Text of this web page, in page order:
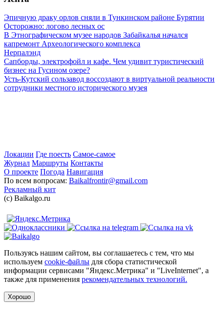
Эпичную драку орлов сняли в Тункинском районе Бурятии
Осторожно: логово лесных ос
В Этнографическом музее народов Забайкалья начался
капремонт Археологического комплекса
Нерпалэнд
Сапборды, электрофойл и кафе. Чем удивит туристический
бизнес на Гусином озере?
Усть-Кутский сользавод воссоздают в виртуальной реальности
сотрудники местного исторического музея
Локации Где поесть Самое-самое
Журнал Маршруты Контакты
О проекте Погода Навигация
По всем вопросам: Baikalfrontir@gmail.com
Рекламный кит
(с) Baikalgo.ru
Пользуясь нашим сайтом, вы соглашаетесь с тем, что мы
используем cookie-файлы для сбора статистической
информации сервисами "Яндекс.Метрика" и "LiveInternet", а
также для применения рекомендательных технологий.
Хорошо